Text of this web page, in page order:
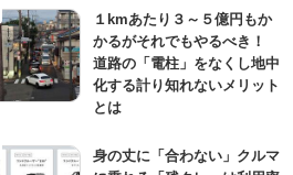
１kmあたり３～５億円もか
かるがそれでもやるべき！
道路の「電柱」をなくし地中
化する計り知れないメリット
とは
身の丈に「合わない」クルマ